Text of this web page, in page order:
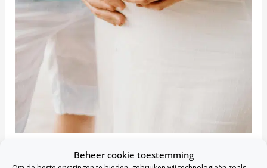
Beheer cookie toestemming
Zwangerschap & kraamzorg 2026: wat